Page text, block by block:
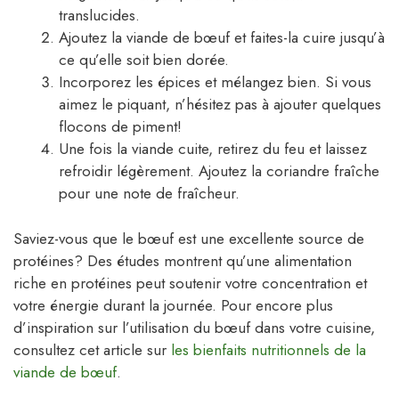
translucides.
Ajoutez la viande de bœuf et faites-la cuire jusqu’à
ce qu’elle soit bien dorée.
Incorporez les épices et mélangez bien. Si vous
aimez le piquant, n’hésitez pas à ajouter quelques
flocons de piment!
Une fois la viande cuite, retirez du feu et laissez
refroidir légèrement. Ajoutez la coriandre fraîche
pour une note de fraîcheur.
Saviez-vous que le bœuf est une excellente source de
protéines? Des études montrent qu’une alimentation
riche en protéines peut soutenir votre concentration et
votre énergie durant la journée. Pour encore plus
d’inspiration sur l’utilisation du bœuf dans votre cuisine,
consultez cet article sur les bienfaits nutritionnels de la
viande de bœuf.